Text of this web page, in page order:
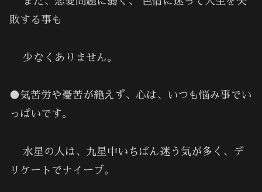
敗する事も
少なくありません。
●気苦労や憂苦が絶えず、心は、いつも悩み事でい
っぱいです。
水星の人は、九星中いちばん迷う気が多く、デ
リケートでナイーブ。